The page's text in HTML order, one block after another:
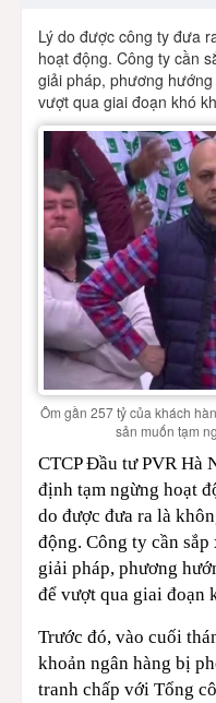
Lý do được công ty đưa
hoạt động. Công ty cần
giải pháp, phương
vượt qua giai đoạn khó
Ôm gần 257 tỷ của khách
sản muốn tạm
CTCP Đầu tư PVR Hà
định tạm ngừng hoạt
do được đưa ra là
động. Công ty cần
giải pháp, phương
để vượt qua giai đoạn
Trước đó, vào cuối
khoản ngân hàng bị
tranh chấp với Tổng